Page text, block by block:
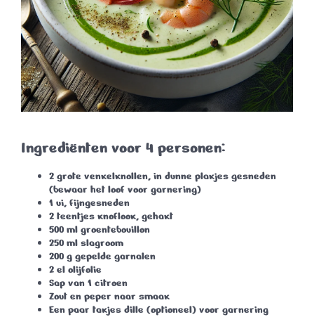
Ingrediënten voor 4 personen:
2 grote venkelknollen, in dunne plakjes gesneden
(bewaar het loof voor garnering)
1 ui, fijngesneden
2 teentjes knoflook, gehakt
500 ml groentebouillon
250 ml slagroom
200 g gepelde garnalen
2 el olijfolie
Sap van 1 citroen
Zout en peper naar smaak
Een paar takjes dille (optioneel) voor garnering